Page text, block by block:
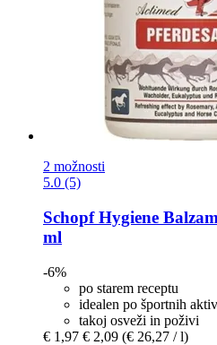
2 možnosti
5.0 (5)
Schopf Hygiene
ml
-6%
po starem receptu
idealen po športnih
takoj osveži in poživi
€ 1,97 € 2,09 (€ 26,27 / l)